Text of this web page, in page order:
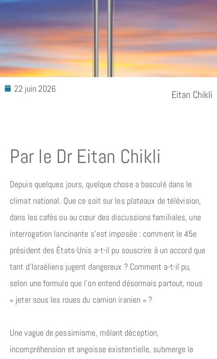
22 juin 2026 Eitan Chikli
Par le Dr Eitan Chikli
Depuis quelques jours, quelque chose a basculé dans le
climat national. Que ce soit sur les plateaux de télévision,
dans les cafés ou au cœur des discussions familiales, une
interrogation lancinante s’est imposée : comment le 45e
président des États-Unis a-t-il pu souscrire à un accord que
tant d’Israéliens jugent dangereux ? Comment a-t-il pu,
selon une formule que l’on entend désormais partout, nous
« jeter sous les roues du camion iranien » ?
Une vague de pessimisme, mêlant déception,
incompréhension et angoisse existentielle, submerge le